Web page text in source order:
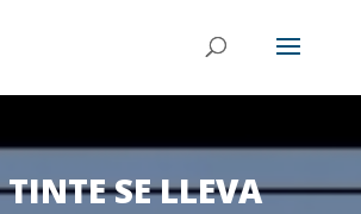
TINTE SE LLEVA